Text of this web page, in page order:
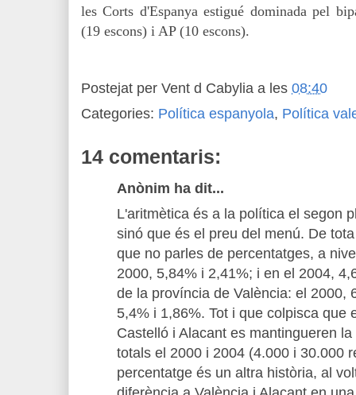
les Corts d'Espanya estigué dominada pel
(19 escons) i AP (10 escons).
Postejat per Vent d Cabylia a les 08:40
Categories: Política espanyola, Política
14 comentaris:
Anònim ha dit...
L'aritmètica és a la política el segon
sinó que és el preu del menú. De
que no parles de percentatges, a
2000, 5,84% i 2,41%; i en el 2004,
de la província de València: el 2000,
5,4% i 1,86%. Tot i que colpisca que
Castelló i Alacant es mantingueren
totals el 2000 i 2004 (4.000 i 30.000
percentatge és un altra història, al